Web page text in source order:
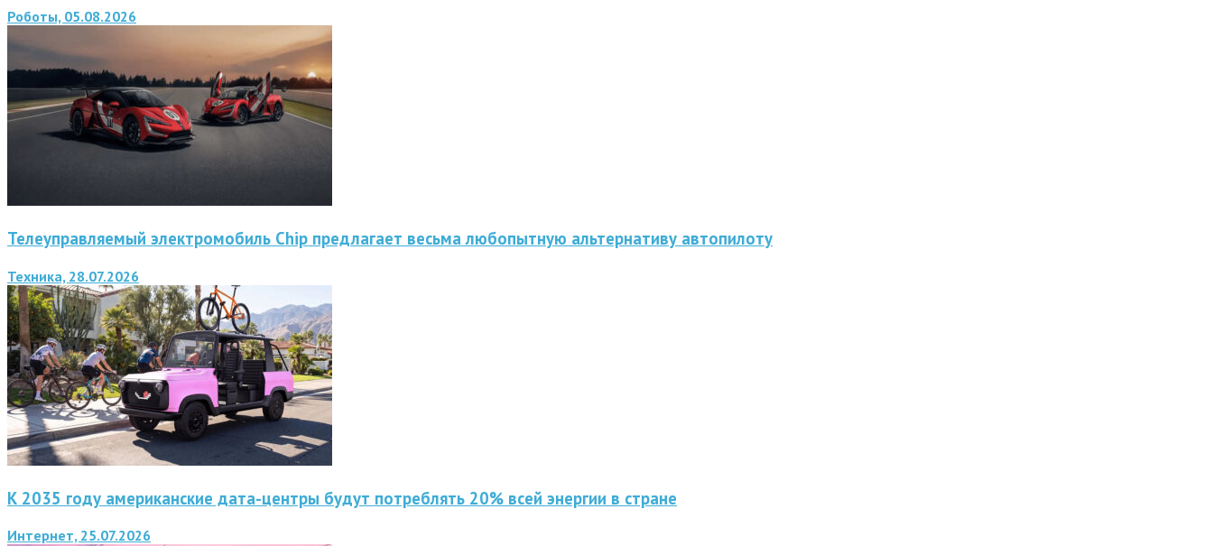
Роботы, 05.08.2026
Телеуправляемый электромобиль Chip предлагает весьма любопытную альтернативу автопилоту
Техника, 28.07.2026
К 2035 году американские дата-центры будут потреблять 20% всей энергии в стране
Интернет, 25.07.2026